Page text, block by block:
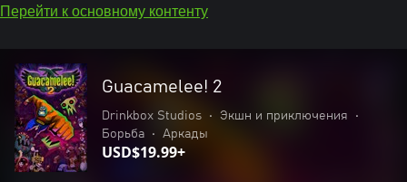
Перейти к основному контенту
Guacamelee! 2
Drinkbox Studios • Экшн и приключения
•
Борьба
• Аркады
USD$19.99+